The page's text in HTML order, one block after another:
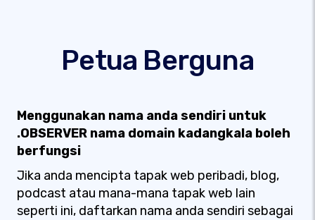
Petua Berguna
Menggunakan nama anda sendiri untuk
.OBSERVER nama domain kadangkala boleh
berfungsi
Jika anda mencipta tapak web peribadi, blog,
podcast atau mana-mana tapak web lain
seperti ini, daftarkan nama anda sendiri sebagai